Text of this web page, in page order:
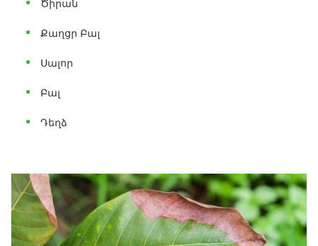
Ծիրան
Քաղցր Բալ
Սալոր
Բալ
Դեղձ